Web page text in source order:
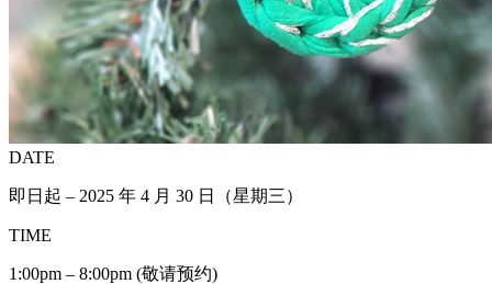
DATE
即日起 – 2025 年 4 月 30 日（星期三）
TIME
1:00pm – 8:00pm (敬请预约)